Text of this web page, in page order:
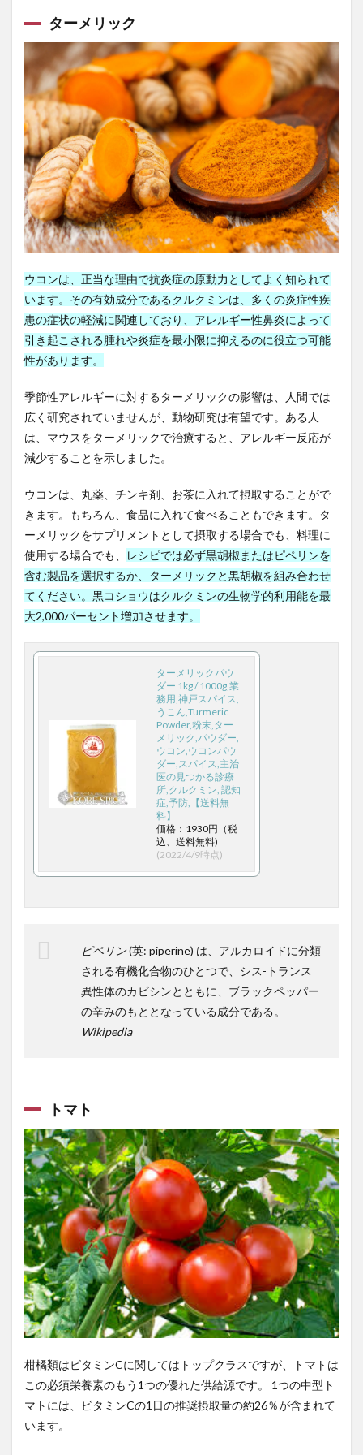
日記を書く
早期発見
明石陽一
昭和 昭和の家族
時計時間
時間の有効活用
時間割 時間管理
普回向
普茶料理
暁天坐禅 暗号資産
暗号通貨
暗記法
暴露 更年期ドック
更年期外来
更年期障害
書く 書記長
曹洞宗
最優先事項
最北端
最北端到達証明書
最強の働き方
月例修証会 月例羅漢講
月経
月経前症候群
月経周期
月経困難症
月見草オイル
月見草油
有害化学物質
有酸素運動
朝食 朝食抜き
朝食有害説
朝鮮人参
朝鮮王朝 期待値思考
木原武一
木原直哉
木村もりよ 木炭自殺
木造建築士
未来予測
本業での収入アップ
本番力
本草綱目拾遺
札幌市 朮 朱子学
李舜臣
材料技術
杜仲 東ロボくん
東京オリンピック
東屋本店
東成瀬村
東部経済回廊
東香山大乘寺 松のチカラ
松島
松島焼がきハウス
松樹皮エキス
松田麻美子
板壁 板葺き屋根
枕崎
果樹園
果樹栽培 果樹王国
果樹農家
果物
枝毛 枸杞子 柏木智帆
柏野尊徳
染毛剤
染色体 柳沢佐千夫
栄養爆弾
栄養療法 栄養編
栗谷李珥
株式会社ホーユー
株式市場
核酸増幅テスト
格付け戦略
格差拡大
格物致知
桂浜
桜を見る会 桜沢如一
森下彰大
森友・加計問題 森林滅亡
森永拓郎
椿 楠木建
業務効率化
極濃青汁 楽園フーズ
権利義務
横井小楠
樺太 樺沢紫苑
橋本之克
欧州医薬品庁EMA
欧州経済共同体
欧州通貨制度
欧州連合
正官庄 正常眼圧緑内障
正法寺
武家屋敷型古民家
武将 武田信玄
武田果樹園
歯周ポケット
母乳
比叡山延暦寺
比較 毛づくろい
毛利元就
毛沢東
毛生え薬
毛穴の開き
毛髪ミネラル検査
毛髪診断士
民主主義
民主主義の危機
民主主義思想
民事再生法
民族対立
民法 気 気候危機
気候変動
気功
気功断食 気功断食ダイエット
気管支炎
水分
水力発電 水噴霧消火設備
水断食
水瀬ケンイチ
水田稲作
水素エコノミー
水素のめぐり湯
水素入浴
水耕栽培
水酸化ナトリウム
永世中立国 永平寺
汚染米
池上彰
池上本門寺 決定木
決済システム
沈黙の臓器
沖縄 河上肇
河岸宏和
河野守宏
ターメリック
ウコンは、正当な理由で抗炎症の原動力としてよく知られて
います。その有効成分であるクルクミンは、多くの炎症性疾
患の症状の軽減に関連しており、アレルギー性鼻炎によって
引き起こされる腫れや炎症を最小限に抑えるのに役立つ可能
性があります。
季節性アレルギーに対するターメリックの影響は、人間では
広く研究されていませんが、動物研究は有望です。ある人
は、マウスをターメリックで治療すると、アレルギー反応が
減少することを示しました。
ウコンは、丸薬、チンキ剤、お茶に入れて摂取することがで
きます。もちろん、食品に入れて食べることもできます。タ
ーメリックをサプリメントとして摂取する場合でも、料理に
使用する場合でも、
レシピでは必ず黒胡椒またはピペリンを
含む製品を選択するか、ターメリックと黒胡椒を組み合わせ
てください。黒コショウはクルクミンの生物学的利用能を最
大2,000パーセント増加させます。
ターメリックパウ
ダー 1kg / 1000g,業
務用,神戸スパイス,
うこん,Turmeric
Powder,粉末,ター
メリック,パウダー,
ウコン,ウコンパウ
ダー,スパイス,主治
医の見つかる診療
所,クルクミン, 認知
症,予防,【送料無
料】
価格：1930円（税
込、送料無料)
(2022/4/9時点)
ピペリン(英: piperine) は、アルカロイドに分類
される有機化合物のひとつで、シス-トランス
異性体のカビシンとともに、ブラックペッパー
の辛みのもととなっている成分である。
Wikipedia
トマト
柑橘類はビタミンCに関してはトップクラスですが、トマトは
この必須栄養素のもう1つの優れた供給源です。 1つの中型ト
マトには、ビタミンCの1日の推奨摂取量の約26％が含まれて
います。